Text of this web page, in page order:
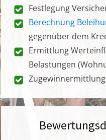
Festlegung
Berechnung
gegenüber dem
Ermittlung
Belastungen